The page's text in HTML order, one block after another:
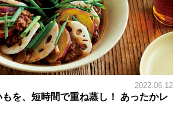
2022.06.12
を、短時間で重ね蒸し！ あったかレ